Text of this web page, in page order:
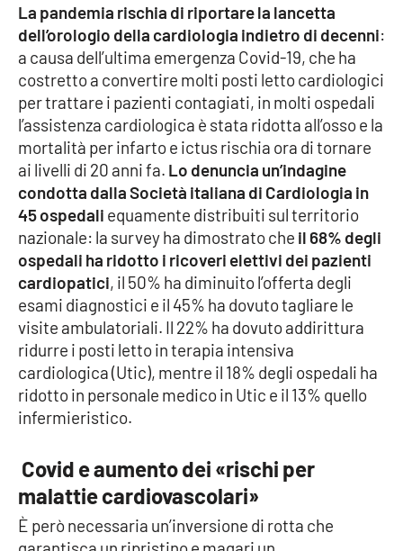
Editoriali
VIDEO
Ambiente
Cronaca
Cultura
Economia e Lavoro
Politica
Sanità
Società
RUBRICHE
Good Morning Vietnam
La pandemia rischia di riportare la lancetta
dell’orologio della cardiologia indietro di decenni:
a causa dell’ultima emergenza Covid-19, che ha
costretto a convertire molti posti letto cardiologici
per trattare i pazienti contagiati, in molti ospedali
l’assistenza cardiologica è stata ridotta all’osso e la
mortalità per infarto e ictus rischia ora di tornare
ai livelli di 20 anni fa. Lo denuncia un’indagine
condotta dalla Società italiana di Cardiologia in
45 ospedali equamente distribuiti sul territorio
nazionale: la survey ha dimostrato che il 68% degli
ospedali ha ridotto i ricoveri elettivi dei pazienti
cardiopatici, il 50% ha diminuito l’offerta degli
esami diagnostici e il 45% ha dovuto tagliare le
visite ambulatoriali. Il 22% ha dovuto addirittura
ridurre i posti letto in terapia intensiva
cardiologica (Utic), mentre il 18% degli ospedali ha
ridotto in personale medico in Utic e il 13% quello
infermieristico.
Covid e aumento dei «rischi per
malattie cardiovascolari»
È però necessaria un’inversione di rotta che